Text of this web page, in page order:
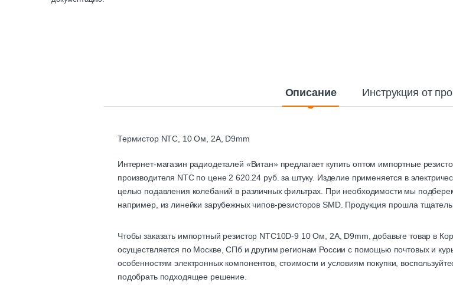
Описание Инструкция от
Термистор NTC, 10 Ом, 2А, D9mm
Интернет-магазин радиодеталей «Витан» предлагает купить оптом импортные
производителя NTC по цене 2 620.24 руб. за штуку. Изделие применяется в
целью подавления колебаний в различных фильтрах. При необходимости мы
например, из линейки зарубежных чипов-резисторов SMD. Продукция прошла
Чтобы заказать импортный резистор NTC10D-9 10 Ом, 2А, D9mm, добавьте товар в
осуществляется по Москве, СПб и другим регионам России с помощью почтовых и
особенностям электронных компонентов, стоимости и условиям покупки,
подобрать подходящее решение.